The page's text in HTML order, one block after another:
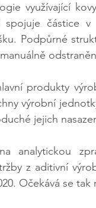
využívající
spojuje částice
Podpůrné
produkty
výrobní
jejich
analytickou
z aditivní
Očekává se tak